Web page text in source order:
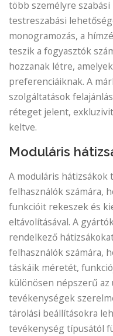
több személyre
testreszabási
monogramozás, a
teszik a fogyasztók
hozzanak létre,
preferenciáiknak. A
szolgáltatások
réteget jelent,
keltve.
Moduláris
A moduláris hátizsákok
felhasználók számára,
funkcióit rekeszek és
eltávolításával. A
rendelkező
felhasználók számára,
táskáik méretét,
különösen népszerű az
tevékenységek
tárolási beállításokra
tevékenység típusától